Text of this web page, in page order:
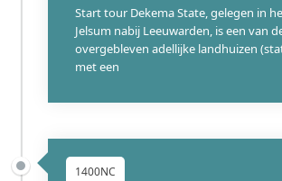
Start tour Dekema State, gelegen in
Jelsum nabij Leeuwarden, is een van
overgebleven adellijke landhuizen
met een
1400NC